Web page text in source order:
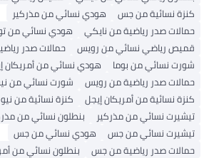
كنزة نسائية من جس
هودي نسائي من مذركير
حمالات صدر رياضية من نايكي
هودي نسائي من
قميص رياضي نسائي من رويس
حمالات صدر
شورت نسائي من بوما
هودي نسائي من أمريكان
حمالات صدر رياضية من رويس
شورت نسائي من
كنزة نسائية من أمريكان إيجل
كنزة نسائية من
تيشيرت نسائي من مذركير
بنطلون نسائي من
تيشيرت نسائي من جس
هودي نسائي من جس
حمالات صدر رياضية من جس
بنطلون نسائي من